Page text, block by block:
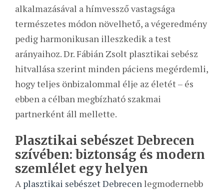
alkalmazásával a hímvessző vastagsága
természetes módon növelhető, a végeredmény
pedig harmonikusan illeszkedik a test
arányaihoz. Dr. Fábián Zsolt plasztikai sebész
hitvallása szerint minden páciens megérdemli,
hogy teljes önbizalommal élje az életét – és
ebben a célban megbízható szakmai
partnerként áll mellette.
Plasztikai sebészet Debrecen
szívében: biztonság és modern
szemlélet egy helyen
Aplasztikai sebészet Debrecenlegmodernebb